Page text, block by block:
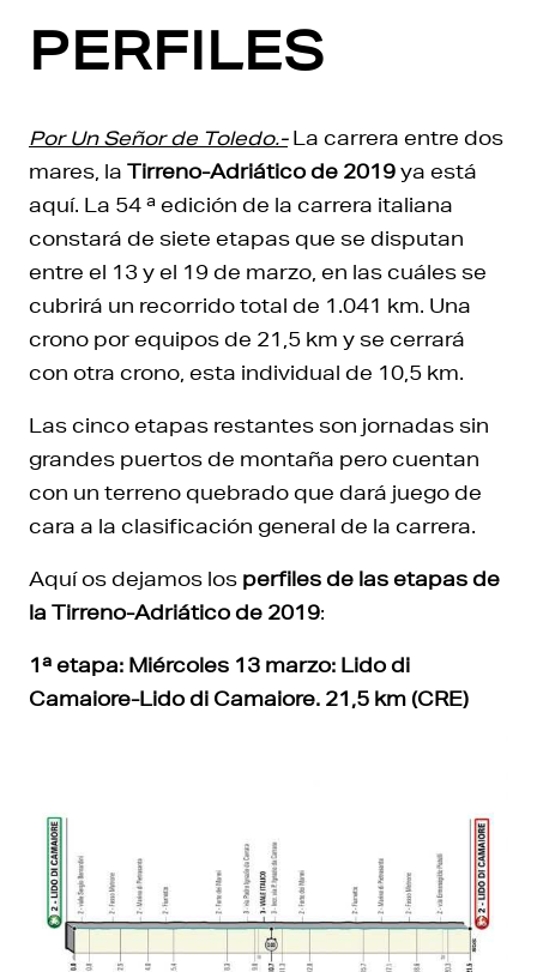
PERFILES
Por Un Señor de Toledo.-La carrera entre dos
mares, la Tirreno-Adriático de 2019ya está
aquí. La 54 ª edición de la carrera italiana
constará de siete etapas que se disputan
entre el 13 y el 19 de marzo, en las cuáles se
cubrirá un recorrido total de 1.041 km. Una
crono por equipos de 21,5 km y se cerrará
con otra crono, esta individual de 10,5 km.
Las cinco etapas restantes son jornadas sin
grandes puertos de montaña pero cuentan
con un terreno quebrado que dará juego de
cara a la clasificación general de la carrera.
Aquí os dejamos los perfiles de las etapas de
la Tirreno-Adriático de 2019:
1ª etapa: Miércoles 13 marzo: Lido di
Camaiore-Lido di Camaiore. 21,5 km (CRE)